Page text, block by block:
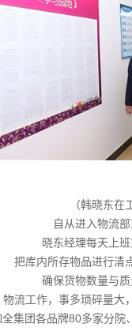
（韩晓东在
自从进入物流部
晓东经理每天上
把库内所存物品进行清
确保货物数量与质
物流工作，事多琐碎量大
全集团各品牌80多家分院